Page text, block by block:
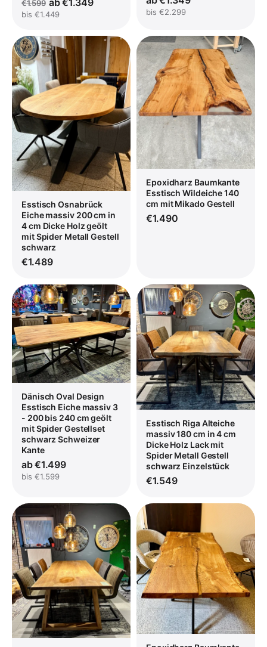
€1.599
bis €1.449 bis €2.299
Esstisch Osnabrück
Eiche massiv 200 cm in
4 cm Dicke Holz geölt
mit Spider Metall Gestell
schwarz
€1.489
Epoxidharz Baumkante
Esstisch Wildeiche 140
cm mit Mikado Gestell
€1.490
Dänisch Oval Design
Esstisch Eiche massiv 3
- 200 bis 240 cm geölt
mit Spider Gestellset
schwarz Schweizer
Kante
ab €1.499
bis €1.599
Esstisch Riga Alteiche
massiv 180 cm in 4 cm
Dicke Holz Lack mit
Spider Metall Gestell
schwarz Einzelstück
€1.549